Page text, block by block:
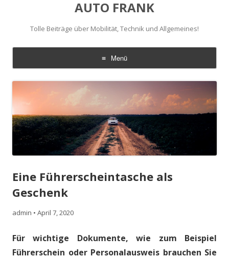
AUTO FRANK
Tolle Beiträge über Mobilität, Technik und Allgemeines!
Menü
Zum
Inhalt
Eine Führerscheintasche als
Geschenk
admin • April 7, 2020
Für wichtige Dokumente, wie zum Beispiel
Führerschein oder Personalausweis brauchen Sie